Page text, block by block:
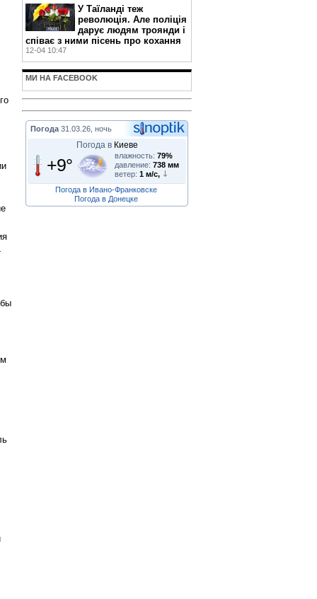
У Таїланді теж
революція. Але поліція
дарує людям троянди і
співає з ними пісень про кохання
12-04 10:47
МИ НА FACEBOOK
Погода 31.03.26, ночь
Погода в Киеве
+9° влажность: 79%
давление: 738 мм
ветер: 1 м/с,
Погода в Ивано-Франковске
Погода в Донецке